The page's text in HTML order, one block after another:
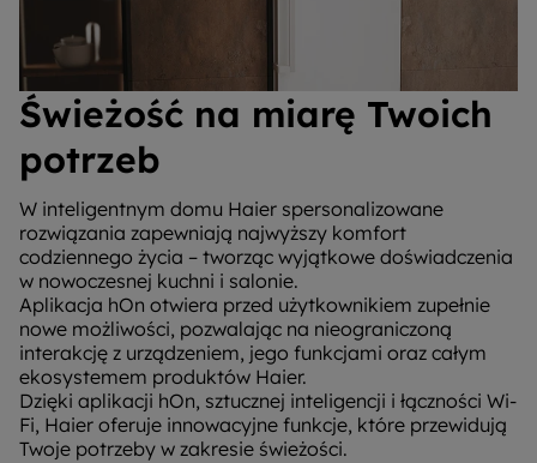
Świeżość na miarę Twoich
potrzeb
W inteligentnym domu Haier spersonalizowane
rozwiązania zapewniają najwyższy komfort
codziennego życia – tworząc wyjątkowe doświadczenia
w nowoczesnej kuchni i salonie.
Aplikacja hOn otwiera przed użytkownikiem zupełnie
nowe możliwości, pozwalając na nieograniczoną
interakcję z urządzeniem, jego funkcjami oraz całym
ekosystemem produktów Haier.
Dzięki aplikacji hOn, sztucznej inteligencji i łączności Wi-
Fi, Haier oferuje innowacyjne funkcje, które przewidują
Twoje potrzeby w zakresie świeżości.